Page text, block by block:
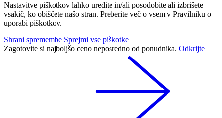
Nastavitve piškotkov lahko uredite in/ali posodobite ali izbrišete
vsakič, ko obiščete našo stran. Preberite več o vsem v Pravilniku o
uporabi piškotkov.
Shrani spremembe Sprejmi vse piškotke
Zagotovite si najboljšo ceno neposredno od ponudnika. Odkrijte